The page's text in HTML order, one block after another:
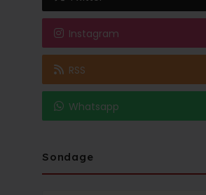
Instagram
RSS
Whatsapp
Sondage